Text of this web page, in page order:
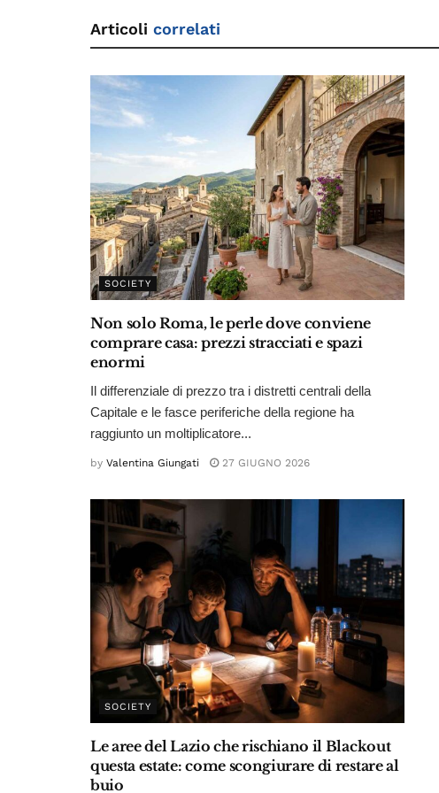
Articoli correlati
SOCIETY
Non solo Roma, le perle dove conviene
comprare casa: prezzi stracciati e spazi
enormi
Il differenziale di prezzo tra i distretti centrali della
Capitale e le fasce periferiche della regione ha
raggiunto un moltiplicatore...
by Valentina Giungati 27 GIUGNO 2026
SOCIETY
Le aree del Lazio che rischiano il Blackout
questa estate: come scongiurare di restare al
buio